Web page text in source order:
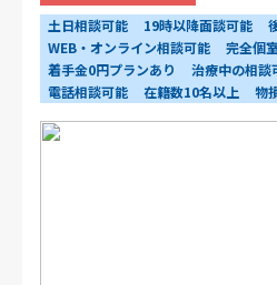
土日相談可能 19時以降面談可能
WEB・オンライン相談可能
完全個
着手金0円プランあり
治療中の相談
電話相談可能
在籍数10名以上 物